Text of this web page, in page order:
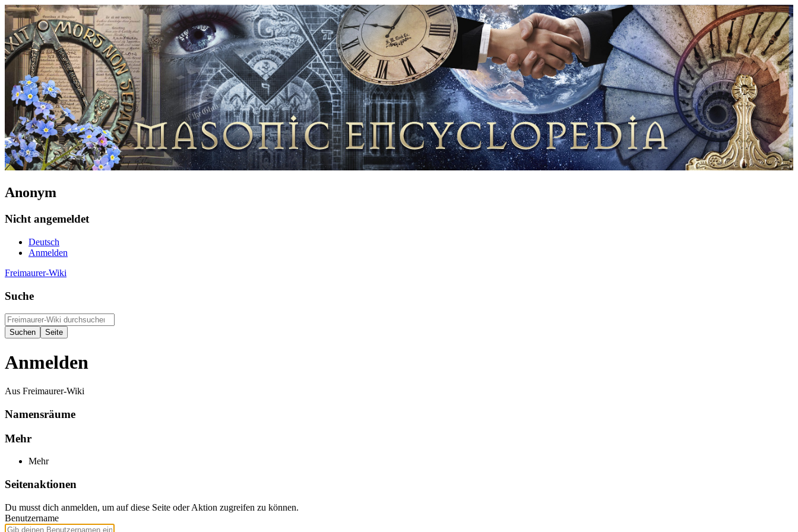
Anonym
Nicht angemeldet
Deutsch
Anmelden
Freimaurer-Wiki
Suche
Anmelden
Aus Freimaurer-Wiki
Namensräume
Mehr
Mehr
Seitenaktionen
Du musst dich anmelden, um auf diese Seite oder Aktion zugreifen zu können.
Benutzername